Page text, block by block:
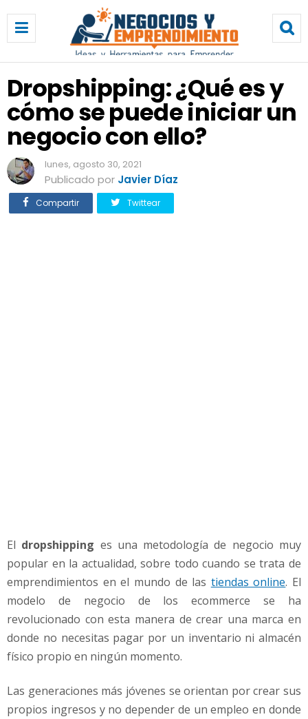
o
p
h
i
p
p
n
g
:
¿
i
a
u
n
n
e
i
o
Dropshipping: ¿Qué es y
cómo se puede iniciar un
negocio con ello?
lunes, agosto 30, 2021
Publicado por Javier Díaz
Compartir Twittear
El dropshipping es una metodología de negocio muy
popular en la actualidad, sobre todo cuando se trata de
emprendimientos en el mundo de las tiendas online. El
modelo de negocio de los ecommerce se ha
revolucionado con esta manera de crear una marca en
donde no necesitas pagar por un inventario ni almacén
físico propio en ningún momento.
Las generaciones más jóvenes se orientan por crear sus
propios ingresos y no depender de un empleo en donde